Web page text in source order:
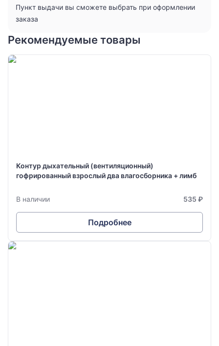
Пункт выдачи вы сможете выбрать при оформлении
заказа
Рекомендуемые товары
Контур дыхательный (вентиляционный)
гофрированный взрослый два влагосборника + лимб
В наличии 535 ₽
Подробнее